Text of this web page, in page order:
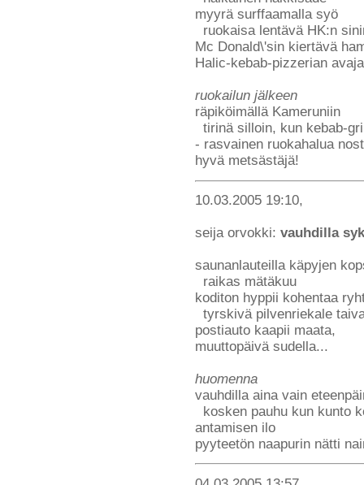
myyrä surffaamalla syö
ruokaisa lentävä HK:n
Mc Donald\'sin kiertävä
Halic-kebab-pizzerian
ruokailun jälkeen
räpiköimällä Kameruniin
tirinä silloin, kun kebab-
- rasvainen ruokahalua
hyvä metsästäjä!
10.03.2005 19:10,
seija orvokki: vauhdilla
saunanlauteilla käpyjen
raikas mätäkuu
koditon hyppii kohentaa
tyrskivä pilvenriekale
postiauto kaapii maata,
muuttopäivä sudella...
huomenna
vauhdilla aina vain
kosken pauhu kun kunto
antamisen ilo
pyyteetön naapurin nätti